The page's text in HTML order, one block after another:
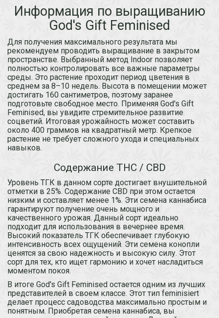
Информация по выращиванию
God's Gift Feminised
Для получения максимального результата мы
рекомендуем проводить выращивание в закрытом
пространстве. Выбранный метод Indoor позволяет
полностью контролировать все важные параметры
среды. Это растение проходит период цветения в
среднем за 8–10 недель. Высота в помещении может
достигать 160 сантиметров, поэтому заранее
подготовьте свободное место. Применяя God's Gift
Feminised, вы увидите стремительное развитие
соцветий. Итоговая урожайность может составить
около 400 граммов на квадратный метр. Крепкое
растение не требует сложного ухода и специальных
навыков.
Содержание THC / CBD
Уровень ТГК в данном сорте достигает внушительной
отметки в 25%. Содержание CBD при этом остается
низким и составляет менее 1%. Эти семена каннабиса
гарантируют получение очень мощного и
качественного урожая. Данный сорт идеально
подходит для использования в вечернее время.
Высокий показатель ТГК обеспечивает глубокую
интенсивность всех ощущений. Эти семена конопли
ценятся за свою надежность и высокую силу. Этот
сорт для тех, кто ищет гармонию и хочет насладиться
моментом покоя.
В итоге God's Gift Feminised остается одним из лучших
представителей в своем классе. Этот тип feminisiert
делает процесс садоводства максимально простым и
понятным. Приобретая семена каннабиса, вы